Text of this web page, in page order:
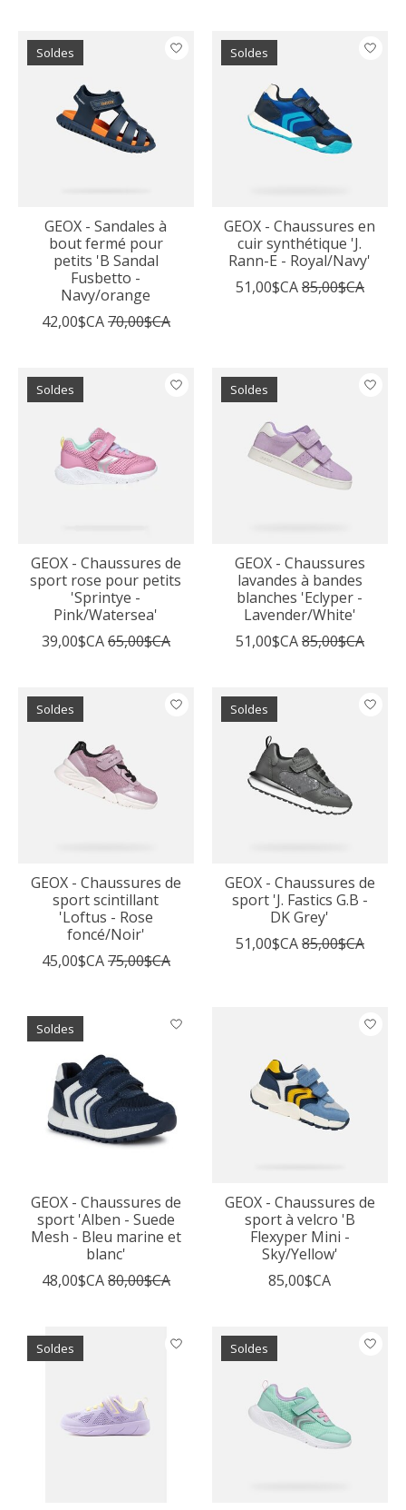
Soldes
GEOX - Sandales à
bout fermé pour
petits 'B Sandal
Fusbetto -
Navy/orange
42,00$CA70,00$CA
Soldes
GEOX - Chaussures en
cuir synthétique 'J.
Rann-E - Royal/Navy'
51,00$CA85,00$CA
Soldes
GEOX - Chaussures de
sport rose pour petits
'Sprintye -
Pink/Watersea'
39,00$CA65,00$CA
Soldes
GEOX - Chaussures
lavandes à bandes
blanches 'Eclyper -
Lavender/White'
51,00$CA85,00$CA
Soldes
GEOX - Chaussures de
sport scintillant
'Loftus - Rose
foncé/Noir'
45,00$CA75,00$CA
Soldes
GEOX - Chaussures de
sport 'J. Fastics G.B -
DK Grey'
51,00$CA85,00$CA
Soldes
GEOX - Chaussures de
sport 'Alben - Suede
Mesh - Bleu marine et
blanc'
48,00$CA80,00$CA
GEOX - Chaussures de
sport à velcro 'B
Flexyper Mini -
Sky/Yellow'
85,00$CA
Soldes Soldes